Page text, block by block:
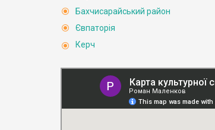
Бахчисарайський район
Євпаторія
Керч